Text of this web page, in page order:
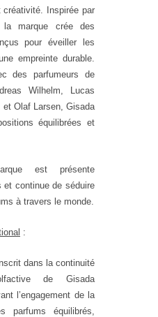
Inspirée par
la marque crée des
pour éveiller les
empreinte durable.
des parfumeurs de
Wilhelm, Lucas
Olaf Larsen, Gisada
équilibrées et
est présente
continue de séduire
à travers le monde.
:
dans la continuité
de Gisada
l’engagement de la
parfums équilibrés,